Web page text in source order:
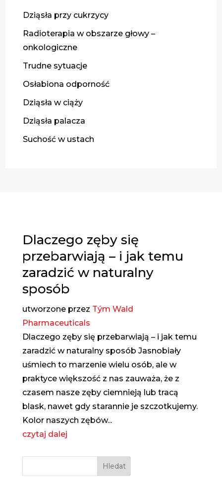
Dziąsła przy cukrzycy
Radioterapia w obszarze głowy –
onkologiczne
Trudne sytuacje
Osłabiona odporność
Dziąsła w ciąży
Dziąsła palacza
Suchość w ustach
Dlaczego zęby się
przebarwiają – i jak temu
zaradzić w naturalny
sposób
utworzone przez Tým Wald
Pharmaceuticals
Dlaczego zęby się przebarwiają – i jak temu
zaradzić w naturalny sposób Jasnobiały
uśmiech to marzenie wielu osób, ale w
praktyce większość z nas zauważa, że ​​z
czasem nasze zęby ciemnieją lub tracą
blask, nawet gdy starannie je szczotkujemy.
Kolor naszych zębów...
czytaj dalej
Hledat